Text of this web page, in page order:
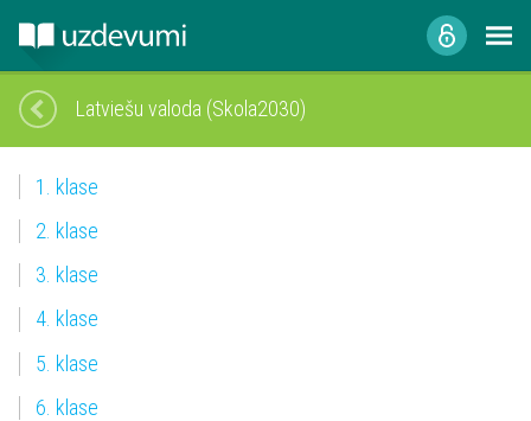
Latviešu valoda (Skola2030)
1. klase
2. klase
3. klase
4. klase
5. klase
6. klase